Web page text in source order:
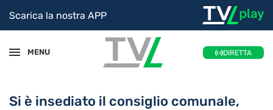
Scarica la nostra APP
MENU DIRETTA
Si è insediato il consiglio comunale,